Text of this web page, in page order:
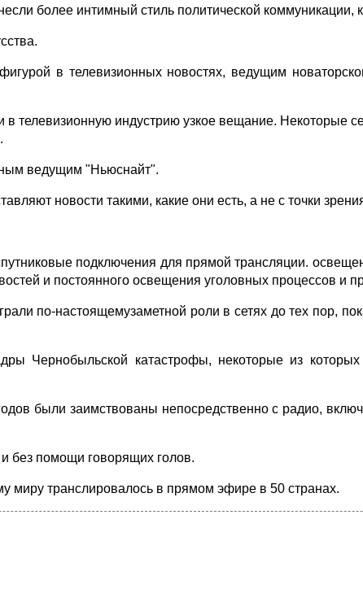
более интимный стиль политической коммуникации,
в телевизионных новостях, ведущим
телевизионную индустрию узкое вещание. Некоторые
ведущим "Ньюснайт".
новости такими, какие они есть, а не с точки
подключения для прямой трансляции.
и постоянного освещения уголовных процессов и
по-настоящемузаметной роли в сетях до тех пор,
Чернобыльской катастрофы, некоторые из
были заимствованы непосредственно с радио,
без помощи говорящих голов.
миру транслировалось в прямом эфире в 50 странах.